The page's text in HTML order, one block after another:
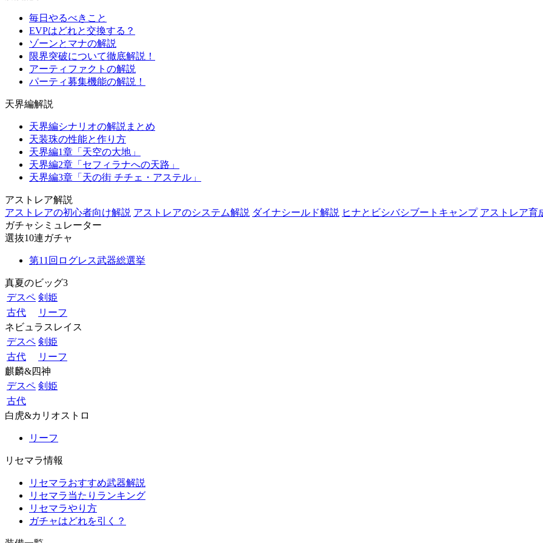
毎日やるべきこと
EVPはどれと交換する？
ゾーンとマナの解説
限界突破について徹底解説！
アーティファクトの解説
パーティ募集機能の解説！
天界編解説
天界編シナリオの解説まとめ
天装珠の性能と作り方
天界編1章「天空の大地」
天界編2章「セフィラナへの天路」
天界編3章「天の街 チチェ・アステル」
アストレア解説
アストレアの初心者向け解説 アストレアのシステム解説 ダイナシールド解説 ヒナとビシバシブートキャンプ アストレア育
ガチャシミュレーター
選抜10連ガチャ
第11回ログレス武器総選挙
真夏のビッグ3
デスペ 剣姫
古代
リーフ
ネビュラスレイス
デスペ 剣姫
古代
リーフ
麒麟&四神
デスペ 剣姫
古代
白虎&カリオストロ
リーフ
リセマラ情報
リセマラおすすめ武器解説
リセマラ当たりランキング
リセマラやり方
ガチャはどれを引く？